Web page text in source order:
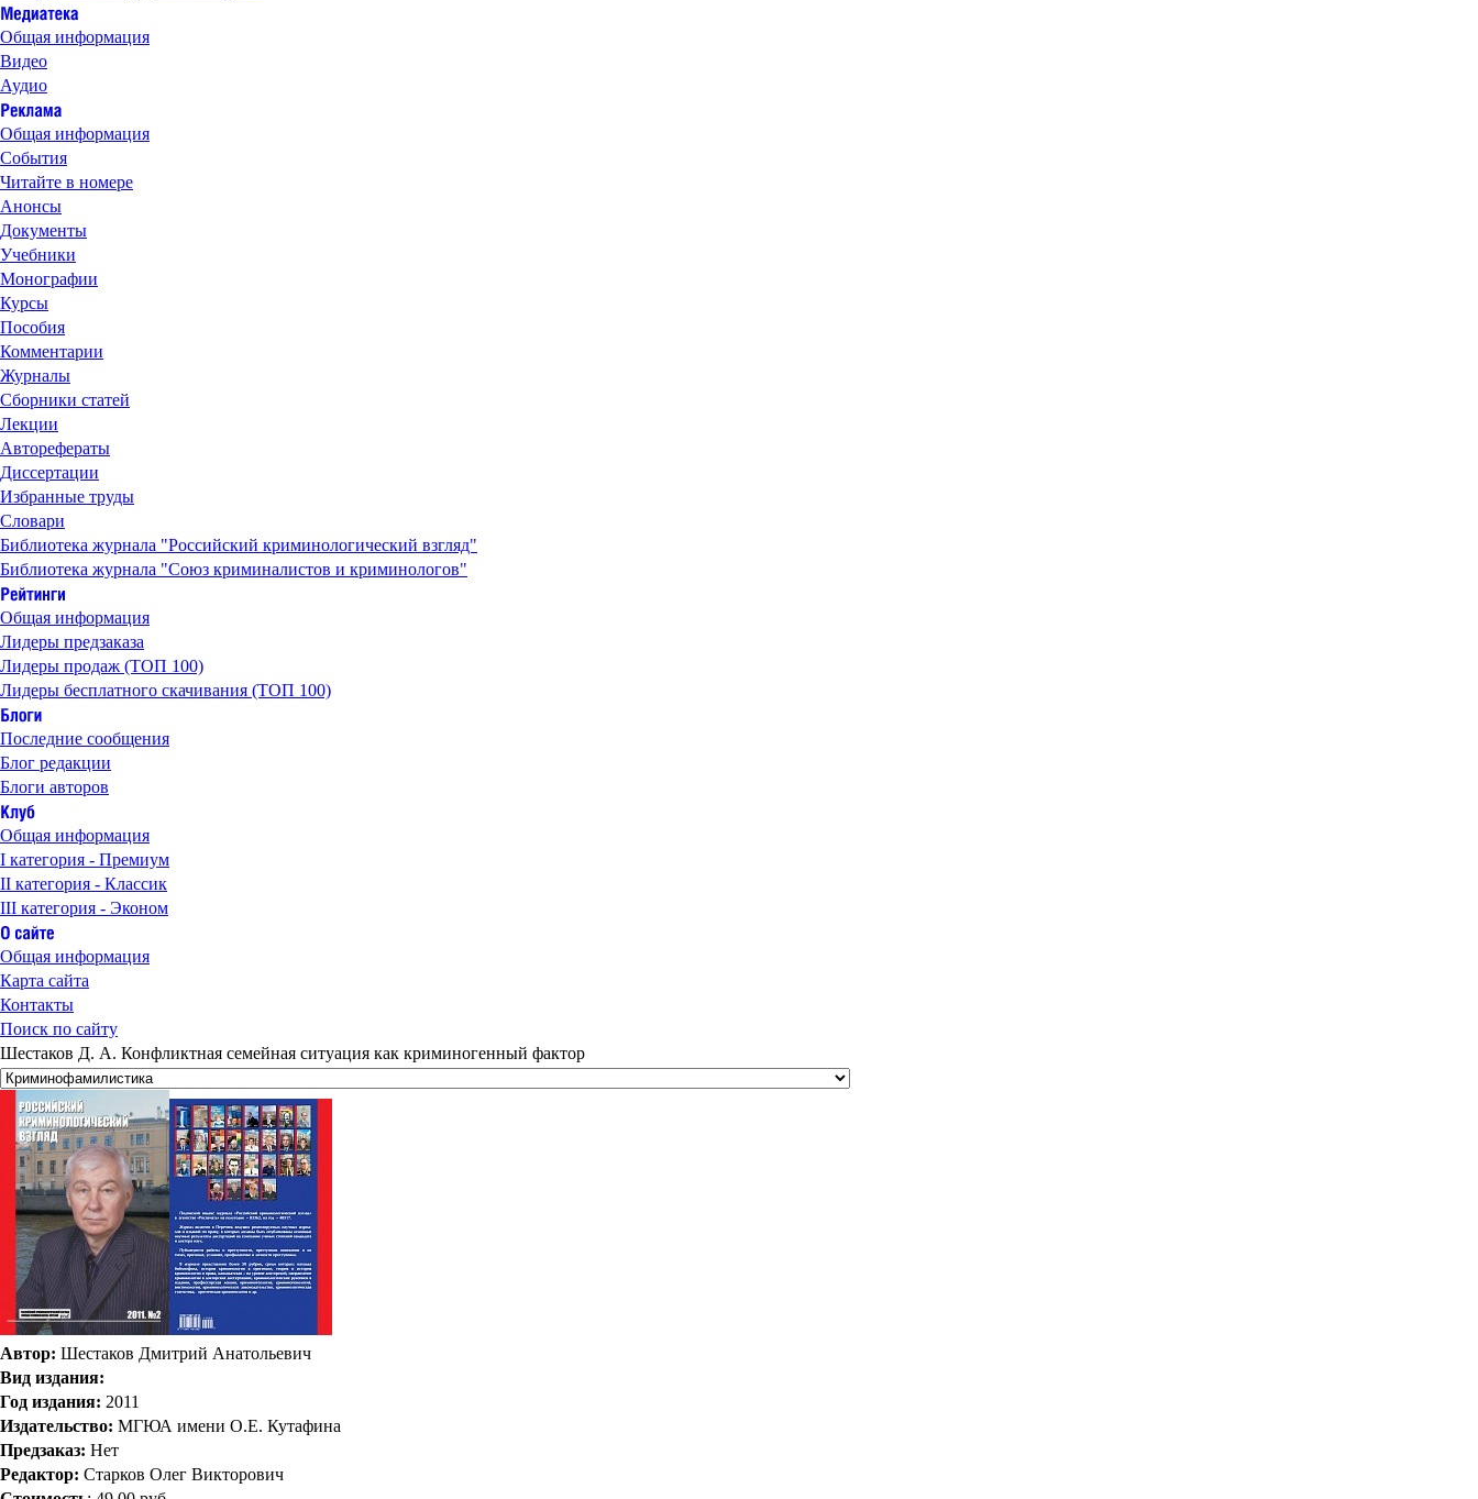
Общая информация
Видео
Аудио
Общая информация
События
Читайте в номере
Анонсы
Документы
Учебники
Монографии
Курсы
Пособия
Комментарии
Журналы
Сборники статей
Лекции
Авторефераты
Диссертации
Избранные труды
Словари
Библиотека журнала "Российский криминологический взгляд"
Библиотека журнала "Союз криминалистов и криминологов"
Общая информация
Лидеры предзаказа
Лидеры продаж (ТОП 100)
Лидеры бесплатного скачивания (ТОП 100)
Последние сообщения
Блог редакции
Блоги авторов
Общая информация
I категория - Премиум
II категория - Классик
III категория - Эконом
Общая информация
Карта сайта
Контакты
Поиск по сайту
Шестаков Д. А. Конфликтная семейная ситуация как криминогенный фактор
Автор: Шестаков Дмитрий Анатольевич
Вид издания:
Год издания: 2011
Издательство: МГЮА имени О.Е. Кутафина
Предзаказ: Нет
Редактор: Старков Олег Викторович